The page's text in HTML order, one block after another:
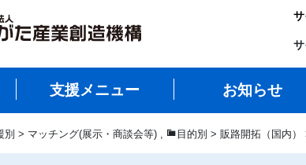
支援メニュー お知らせ
別 > マッチング(展示・商談会等) , 目的別 > 販路開拓（国内）